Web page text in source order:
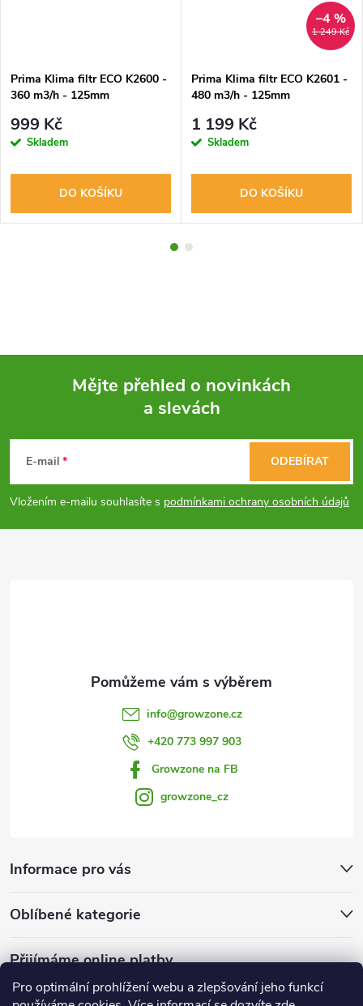
Pro optimální prohlížení webu a zlepšování jeho funkcí
Prima Klima filtr ECO K2600 -
360 m3/h - 125mm
999 Kč
Skladem
DO KOŠÍKU
1 249 Kč
–4 %
Prima Klima filtr ECO K2601 -
480 m3/h - 125mm
1 199 Kč
Skladem
DO KOŠÍKU
p
Mějte přehled o novinkách
a slevách
E-mail
Vložením e-mailu souhlasíte s podmínkami ochrany osobních údajů
ODEBÍRAT
info@growzone.cz
+420 773 997 903
Growzone na FB
growzone_cz
Informace pro vás
Oblíbené kategorie
Přijímáme online platby